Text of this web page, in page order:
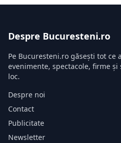
Despre Bucuresteni.ro
Pe Bucuresteni.ro găsești tot ce
evenimente, spectacole, firme
loc.
Despre noi
Contact
Publicitate
Newsletter